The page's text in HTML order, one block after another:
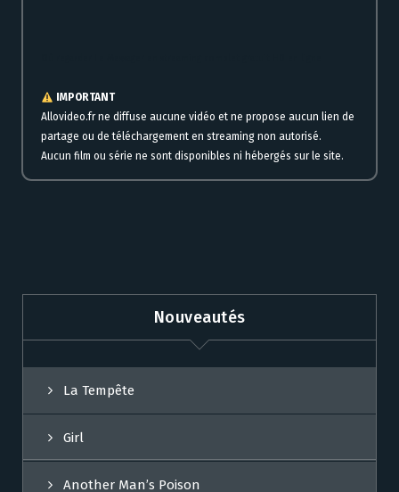
IMPORTANT
Allovideo.fr ne diffuse aucune vidéo et ne propose aucun lien de
partage ou de téléchargement en streaming non autorisé.
Aucun film ou série ne sont disponibles ni hébergés sur le site.
Nouveautés
La Tempête
Girl
Another Man’s Poison